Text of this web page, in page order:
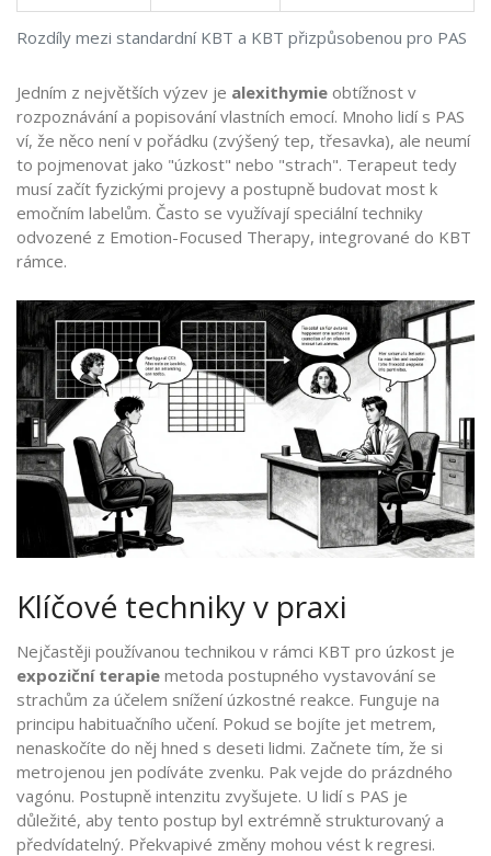
Rozdíly mezi standardní KBT a KBT přizpůsobenou pro PAS
Jedním z největších výzev je alexithymie obtížnost v
rozpoznávání a popisování vlastních emocí. Mnoho lidí s PAS
ví, že něco není v pořádku (zvýšený tep, třesavka), ale neumí
to pojmenovat jako "úzkost" nebo "strach". Terapeut tedy
musí začít fyzickými projevy a postupně budovat most k
emočním labelům. Často se využívají speciální techniky
odvozené z Emotion-Focused Therapy, integrované do KBT
rámce.
Klíčové techniky v praxi
Nejčastěji používanou technikou v rámci KBT pro úzkost je
expoziční terapie metoda postupného vystavování se
strachům za účelem snížení úzkostné reakce. Funguje na
principu habituačního učení. Pokud se bojíte jet metrem,
nenaskočíte do něj hned s deseti lidmi. Začnete tím, že si
metrojenou jen podíváte zvenku. Pak vejde do prázdného
vagónu. Postupně intenzitu zvyšujete. U lidí s PAS je
důležité, aby tento postup byl extrémně strukturovaný a
předvídatelný. Překvapivé změny mohou vést k regresi.